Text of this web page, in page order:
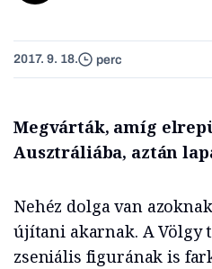
2017. 9. 18. perc
Megvárták, amíg
Ausztráliába, aztán
Nehéz dolga van
újítani akarnak. A Völgy
zseniális figurának is